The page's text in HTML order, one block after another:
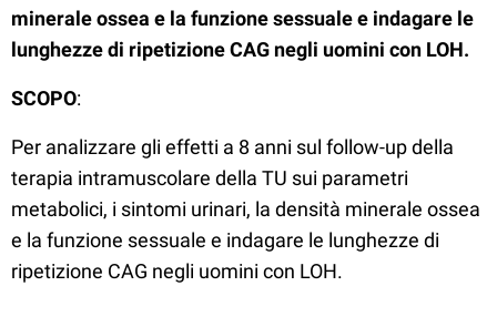
minerale ossea e la funzione sessuale e indagare le
lunghezze di ripetizione CAG negli uomini con LOH.
SCOPO:
Per analizzare gli effetti a 8 anni sul follow-up della
terapia intramuscolare della TU sui parametri
metabolici, i sintomi urinari, la densità minerale ossea
e la funzione sessuale e indagare le lunghezze di
ripetizione CAG negli uomini con LOH.